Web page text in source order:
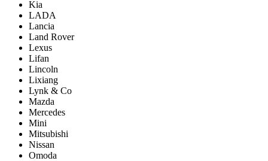
Kia
LADA
Lancia
Land Rover
Lexus
Lifan
Lincoln
Lixiang
Lynk & Co
Mazda
Mercedes
Mini
Mitsubishi
Nissan
Omoda